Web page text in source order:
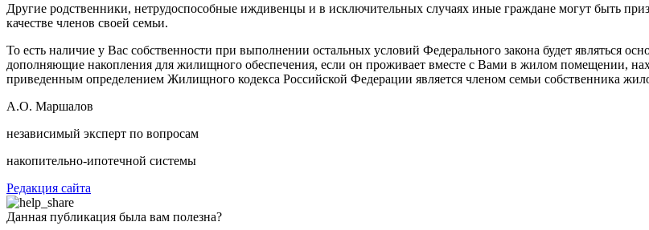
Другие родственники, нетрудоспособные иждивенцы и в исключительных случаях иные граждане могут быть
качестве членов своей семьи.
То есть наличие у Вас собственности при выполнении остальных условий Федерального закона будет являться
дополняющие накопления для жилищного обеспечения, если он проживает вместе с Вами в жилом помещении,
приведенным определением Жилищного кодекса Российской Федерации является членом семьи собственника
А.О. Маршалов
независимый эксперт по вопросам
накопительно-ипотечной системы
Редакция сайта
Данная публикация была вам полезна?